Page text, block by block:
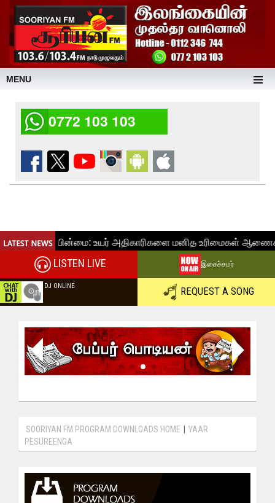
MENU
0772 103 103
LISTEN LIVE இசைச்சமர்
DJ ONLINE REQUEST A SONG
SOORIYAN FM PROGRAM DOWNLOADS HOME
YAAR
PESUREENGA